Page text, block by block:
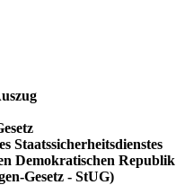
Staatssicherheitsdienstes
Demokratischen Republik
Gesetz - StUG)